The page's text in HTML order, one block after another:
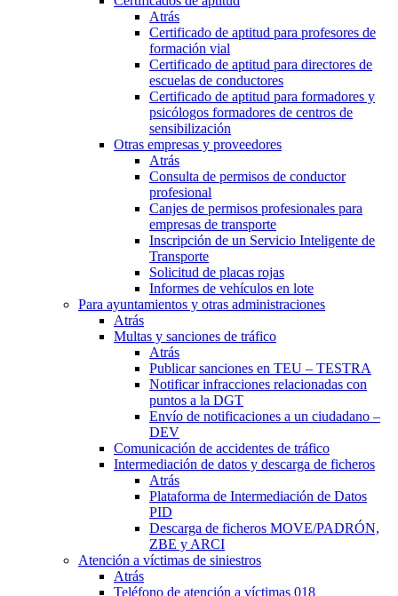
Atrás
Certificado de aptitud para profesores de
formación vial
Certificado de aptitud para directores de
escuelas de conductores
Certificado de aptitud para formadores y
psicólogos formadores de centros de
sensibilización
Otras empresas y proveedores
Atrás
Consulta de permisos de conductor
profesional
Canjes de permisos profesionales para
empresas de transporte
Inscripción de un Servicio Inteligente de
Transporte
Solicitud de placas rojas
Informes de vehículos en lote
Para ayuntamientos y otras administraciones
Atrás
Multas y sanciones de tráfico
Atrás
Publicar sanciones en TEU – TESTRA
Notificar infracciones relacionadas con
puntos a la DGT
Envío de notificaciones a un ciudadano –
DEV
Comunicación de accidentes de tráfico
Intermediación de datos y descarga de ficheros
Atrás
Plataforma de Intermediación de Datos
PID
Descarga de ficheros MOVE/PADRÓN,
ZBE y ARCI
Atención a víctimas de siniestros
Atrás
Teléfono de atención a víctimas 018